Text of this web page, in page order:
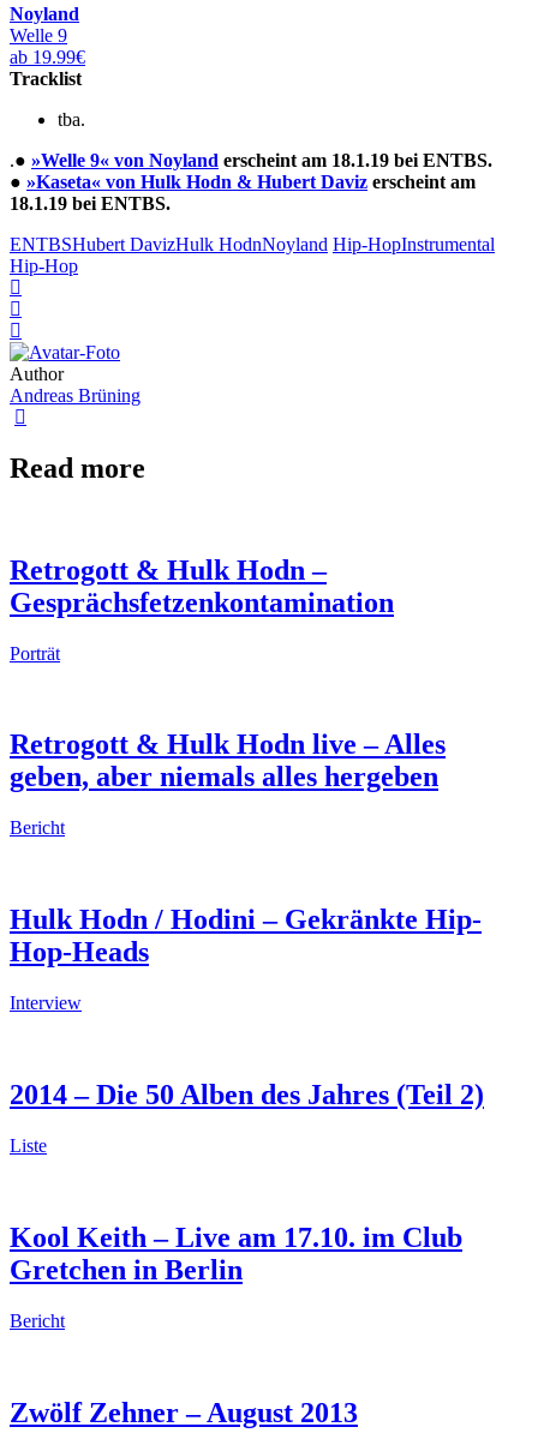
Noyland
Welle 9
ab 19.99€
Tracklist
tba.
.● »Welle 9« von Noyland erscheint am 18.1.19 bei ENTBS.
● »Kaseta« von Hulk Hodn & Hubert Daviz erscheint am
18.1.19 bei ENTBS.
ENTBSHubert DavizHulk HodnNoyland Hip-HopInstrumental
Hip-Hop
Author
Andreas Brüning
Read more
Retrogott & Hulk Hodn –
Gesprächsfetzenkontamination
Porträt
Retrogott & Hulk Hodn live – Alles
geben, aber niemals alles hergeben
Bericht
Hulk Hodn / Hodini – Gekränkte Hip-
Hop-Heads
Interview
2014 – Die 50 Alben des Jahres (Teil 2)
Liste
Kool Keith – Live am 17.10. im Club
Gretchen in Berlin
Bericht
Zwölf Zehner – August 2013